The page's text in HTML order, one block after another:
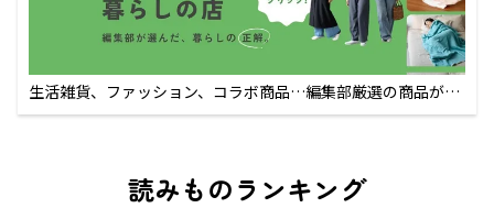
生活雑貨、ファッション、コラボ商品…編集部厳選の商品が買
えるECサイト
読みものランキング